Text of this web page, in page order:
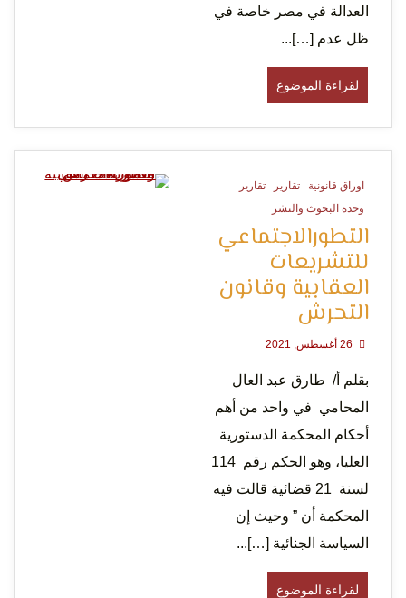
العدالة في مصر خاصة في
ظل عدم […]...
لقراءة الموضوع
اوراق قانونية تقارير
تقارير
وحدة البحوث والنشر
التطورالاجتماعي
للتشريعات
العقابية وقانون
التحرش
بقلم أ/ طارق عبد العال
المحامي في واحد من أهم
أحكام المحكمة الدستورية
العليا، وهو الحكم رقم 114
لسنة 21 قضائية قالت فيه
المحكمة أن ” وحيث إن
السياسة الجنائية […]...
لقراءة الموضوع